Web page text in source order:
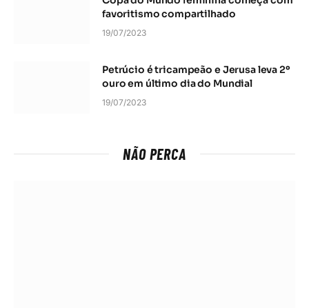
favoritismo compartilhado
19/07/2023
Petrúcio é tricampeão e Jerusa leva 2º
ouro em último dia do Mundial
19/07/2023
NÃO PERCA